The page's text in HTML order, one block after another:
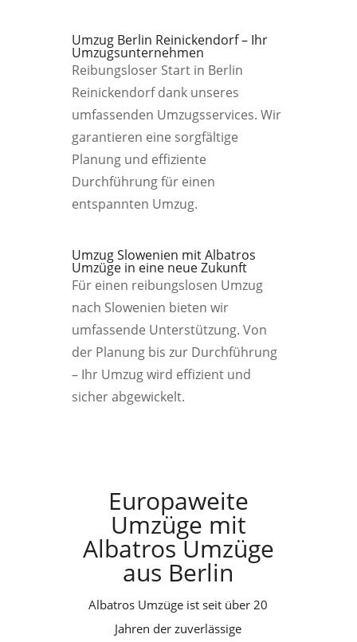
Umzug Berlin Reinickendorf – Ihr
Umzugsunternehmen
Reibungsloser Start in Berlin
Reinickendorf dank unseres
umfassenden Umzugsservices. Wir
garantieren eine sorgfältige
Planung und effiziente
Durchführung für einen
entspannten Umzug.
Umzug Slowenien mit Albatros
Umzüge in eine neue Zukunft
Für einen reibungslosen Umzug
nach Slowenien bieten wir
umfassende Unterstützung. Von
der Planung bis zur Durchführung
– Ihr Umzug wird effizient und
sicher abgewickelt.
Europaweite
Umzüge mit
Albatros Umzüge
aus Berlin
Albatros Umzüge ist seit über 20
Jahren der zuverlässige